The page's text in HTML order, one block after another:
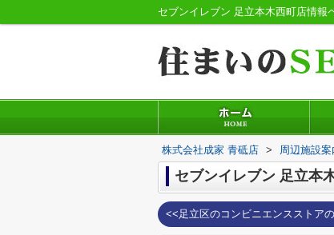
セブンイレブン 足立本木西町店情報
株式会社成家 青砥店 > 周辺施設案
セブンイレブン 足立本
<<足立区のコンビニエンスストア